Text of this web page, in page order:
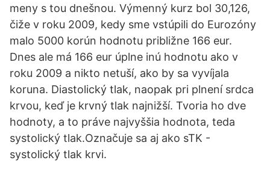
meny s tou dnešnou. Výmenný kurz bol 30,126,
čiže v roku 2009, kedy sme vstúpili do Eurozóny
malo 5000 korún hodnotu približne 166 eur.
Dnes ale má 166 eur úplne inú hodnotu ako v
roku 2009 a nikto netuší, ako by sa vyvíjala
koruna. Diastolický tlak, naopak pri plnení srdca
krvou, keď je krvný tlak najnižší. Tvoria ho dve
hodnoty, a to práve najvyššia hodnota, teda
systolický tlak.Označuje sa aj ako sTK -
systolický tlak krvi.